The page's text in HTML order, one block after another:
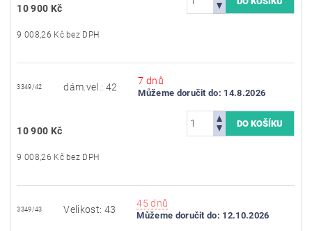
10 900 Kč
9 008,26 Kč bez DPH
3349/42 dám.vel.: 42
7 dnů
Můžeme doručit do: 14.8.2026
10 900 Kč
9 008,26 Kč bez DPH
3349/43 Velikost: 43
45 dnů
Můžeme doručit do: 12.10.2026